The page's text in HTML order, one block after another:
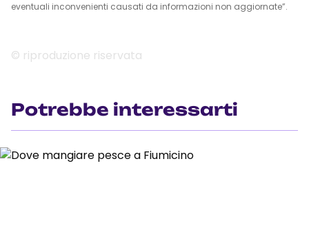
eventuali inconvenienti causati da informazioni non aggiornate”.
© riproduzione riservata
Potrebbe interessarti